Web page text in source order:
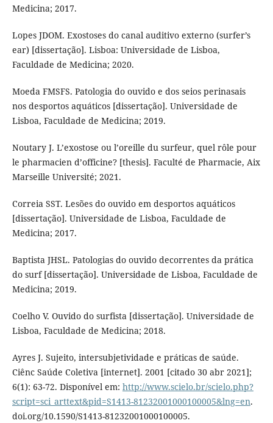
Medicina; 2017.
Lopes JDOM. Exostoses do canal auditivo externo (surfer’s
ear) [dissertação]. Lisboa: Universidade de Lisboa,
Faculdade de Medicina; 2020.
Moeda FMSFS. Patologia do ouvido e dos seios perinasais
nos desportos aquáticos [dissertação]. Universidade de
Lisboa, Faculdade de Medicina; 2019.
Noutary J. L’exostose ou l’oreille du surfeur, quel rôle pour
le pharmacien d’officine? [thesis]. Faculté de Pharmacie, Aix
Marseille Université; 2021.
Correia SST. Lesões do ouvido em desportos aquáticos
[dissertação]. Universidade de Lisboa, Faculdade de
Medicina; 2017.
Baptista JHSL. Patologias do ouvido decorrentes da prática
do surf [dissertação]. Universidade de Lisboa, Faculdade de
Medicina; 2019.
Coelho V. Ouvido do surfista [dissertação]. Universidade de
Lisboa, Faculdade de Medicina; 2018.
Ayres J. Sujeito, intersubjetividade e práticas de saúde.
Ciênc Saúde Coletiva [internet]. 2001 [citado 30 abr 2021];
6(1): 63-72. Disponível em: http://www.scielo.br/scielo.php?
script=sci_arttext&pid=S1413-81232001000100005&lng=en.
doi.org/10.1590/S1413-81232001000100005.